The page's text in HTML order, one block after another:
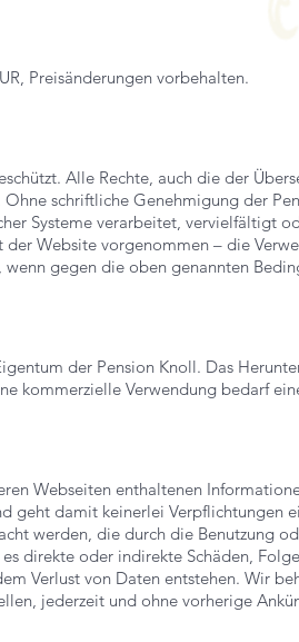
Preisänderungen vorbehalten.
Alle Rechte, auch die der
schriftliche Genehmigung der
Systeme verarbeitet, vervielfältigt
Website vorgenommen – die
gegen die oben genannten
der Pension Knoll. Das
kommerzielle Verwendung bedarf
Webseiten enthaltenen
geht damit keinerlei Verpflichtungen
werden, die durch die Benutzung
direkte oder indirekte Schäden,
Verlust von Daten entstehen. Wir
jederzeit und ohne vorherige